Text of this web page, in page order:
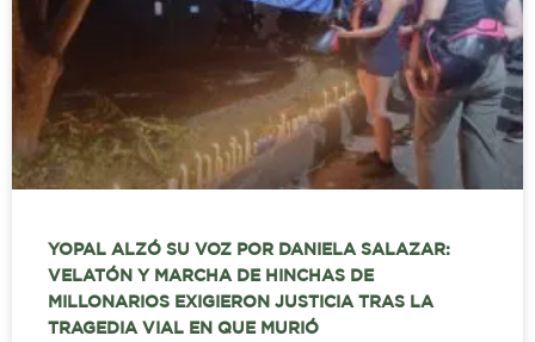
YOPAL ALZÓ SU VOZ POR DANIELA SALAZAR:
VELATÓN Y MARCHA DE HINCHAS DE
MILLONARIOS EXIGIERON JUSTICIA TRAS LA
TRAGEDIA VIAL EN QUE MURIÓ